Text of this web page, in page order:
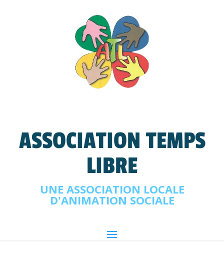
ASSOCIATION TEMPS
LIBRE
UNE ASSOCIATION LOCALE
D'ANIMATION SOCIALE